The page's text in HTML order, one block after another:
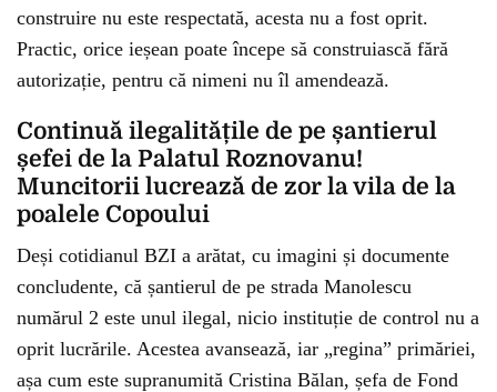
construire nu este respectată, acesta nu a fost oprit.
Practic, orice ieșean poate începe să construiască fără
autorizație, pentru că nimeni nu îl amendează.
Continuă ilegalitățile de pe șantierul
șefei de la Palatul Roznovanu!
Muncitorii lucrează de zor la vila de la
poalele Copoului
Deși cotidianul BZI a arătat, cu imagini și documente
concludente, că șantierul de pe strada Manolescu
numărul 2 este unul ilegal, nicio instituție de control nu a
oprit lucrările. Acestea avansează, iar „regina” primăriei,
așa cum este supranumită Cristina Bălan, șefa de Fond